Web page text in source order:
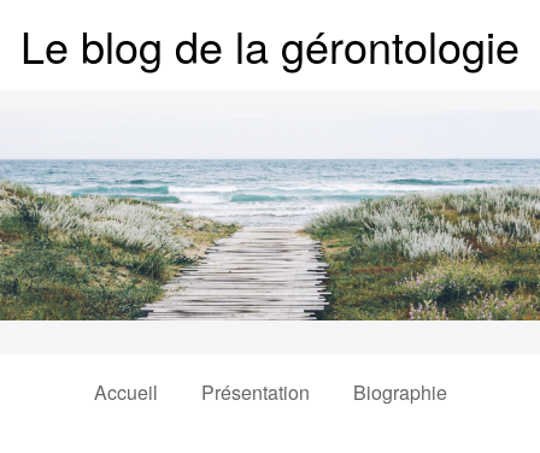
Le blog de la gérontologie
Accueil Présentation Biographie